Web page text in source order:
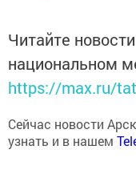
Читайте
национальном
https://max.ru/
Сейчас новости
узнать и в нашем